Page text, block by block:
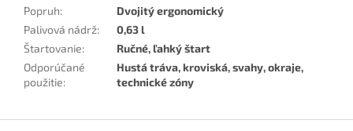
Popruh:
Dvojitý ergonomický
Palivová nádrž:
0,63 l
Štartovanie:
Ručné, ľahký štart
Odporúčané
použitie:
Hustá tráva, kroviská, svahy, okraje,
technické zóny